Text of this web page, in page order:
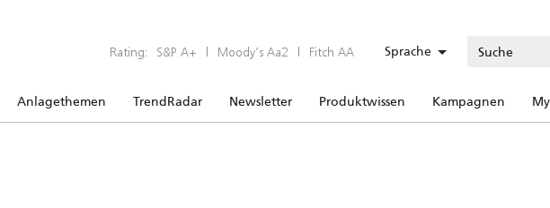
Rating: S&P A+ | Moody’s Aa2 | Fitch AA Sprache
Anlagethemen TrendRadar Newsletter Produktwissen Kampagnen